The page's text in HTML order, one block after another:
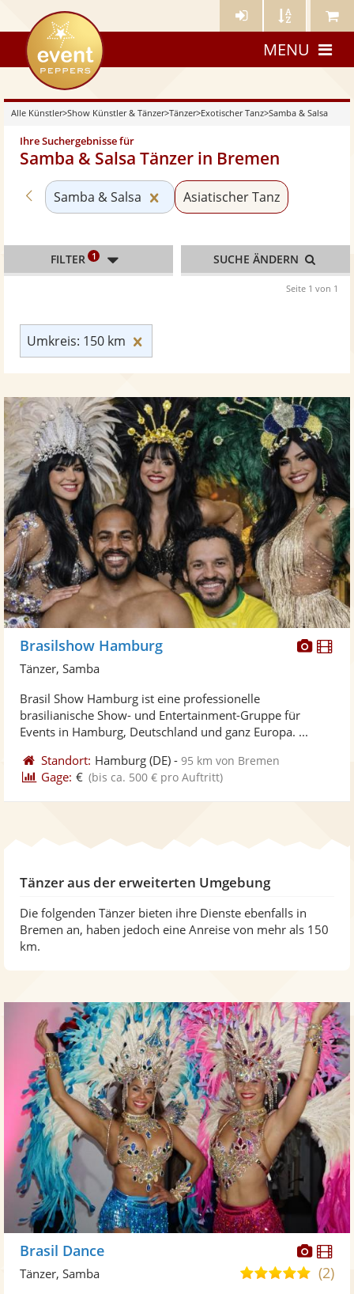
Künstler- Künstler Meine
eventpeppers
MENU
Alle Künstler>Show Künstler & Tänzer>Tänzer>Exotischer Tanz>Samba & Salsa
Ihre Suchergebnisse für
Samba & Salsa Tänzer in Bremen
Zurück zu «Exotischer Tanz»
Samba & Salsa Kategorie «Samba & Salsa»
Asiatischer Tanz
Umkreis: 150 km
FILTER 1 SUCHE ÄNDERN
Seite 1 von 1
Brasilshow Hamburg
Tänzer, Samba
Brasil Show Hamburg ist eine professionelle
brasilianische Show- und Entertainment-Gruppe für
Events in Hamburg, Deutschland und ganz Europa. ...
Standort: Hamburg (DE) -95 km von Bremen
Gage: € (bis ca. 500 € pro Auftritt)
Tänzer aus der erweiterten Umgebung
Die folgenden Tänzer bieten ihre Dienste ebenfalls in
Bremen an, haben jedoch eine Anreise von mehr als 150
km.
Brasil Dance
5,0(2)
Tänzer, Samba